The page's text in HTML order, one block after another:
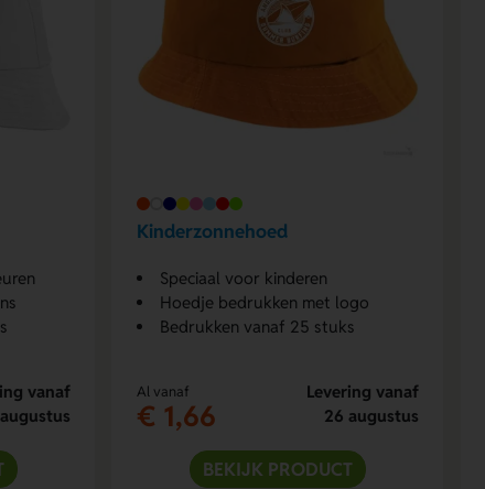
vanaf
Kinderzonnehoed
Speciaal voor kinderen
Hoedje bedrukken met logo
Bedrukken vanaf 25 stuks
Al vanaf
€ 1,66
Levering vanaf
26 augustus
BEKIJK PRODUCT